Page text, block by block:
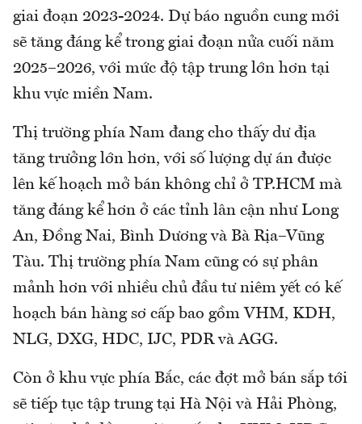
giai đoạn 2023-2024. Dự báo nguồn cung mới
sẽ tăng đáng kể trong giai đoạn nửa cuối năm
2025–2026, với mức độ tập trung lớn hơn tại
khu vực miền Nam.
Thị trường phía Nam đang cho thấy dư địa
tăng trưởng lớn hơn, với số lượng dự án được
lên kế hoạch mở bán không chỉ ở TP.HCM mà
tăng đáng kể hơn ở các tỉnh lân cận như Long
An, Đồng Nai, Bình Dương và Bà Rịa–Vũng
Tàu. Thị trường phía Nam cũng có sự phân
mảnh hơn với nhiều chủ đầu tư niêm yết có kế
hoạch bán hàng sơ cấp bao gồm VHM, KDH,
NLG, DXG, HDC, IJC, PDR và AGG.
Còn ở khu vực phía Bắc, các đợt mở bán sắp tới
sẽ tiếp tục tập trung tại Hà Nội và Hải Phòng,